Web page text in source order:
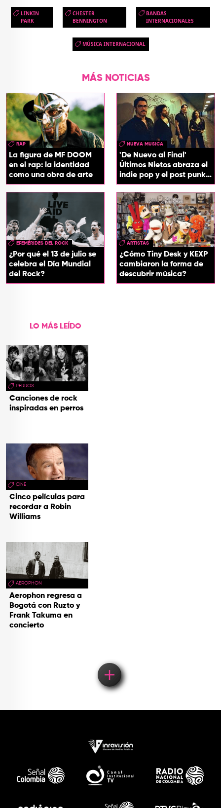
LINKIN
PARK
CHESTER
BENNINGTON
BANDAS
INTERNACIONALES
MÚSICA INTERNACIONAL
MÁS NOTICIAS
RAP
La figura de MF DOOM
en el rap: la identidad
como una obra de arte
NUEVA MUSICA
'De Nuevo al Final'
Últimos Nietos abraza el
indie pop y el post punk
en su nuevo EP
EFEMÉRIDES DEL ROCK
¿Por qué el 13 de julio se
celebra el Día Mundial
del Rock?
ARTISTAS
¿Cómo Tiny Desk y KEXP
cambiaron la forma de
descubrir música?
LO MÁS LEÍDO
PERROS
Canciones de rock
inspiradas en perros
CINE
Cinco películas para
recordar a Robin
Williams
AEROPHON
Aerophon regresa a
Bogotá con Ruzto y
Frank Takuma en
concierto